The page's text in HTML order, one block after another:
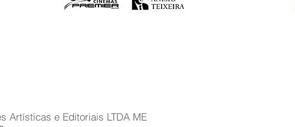
Artísticas e Editoriais LTDA ME